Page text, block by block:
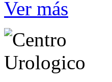
Ver más